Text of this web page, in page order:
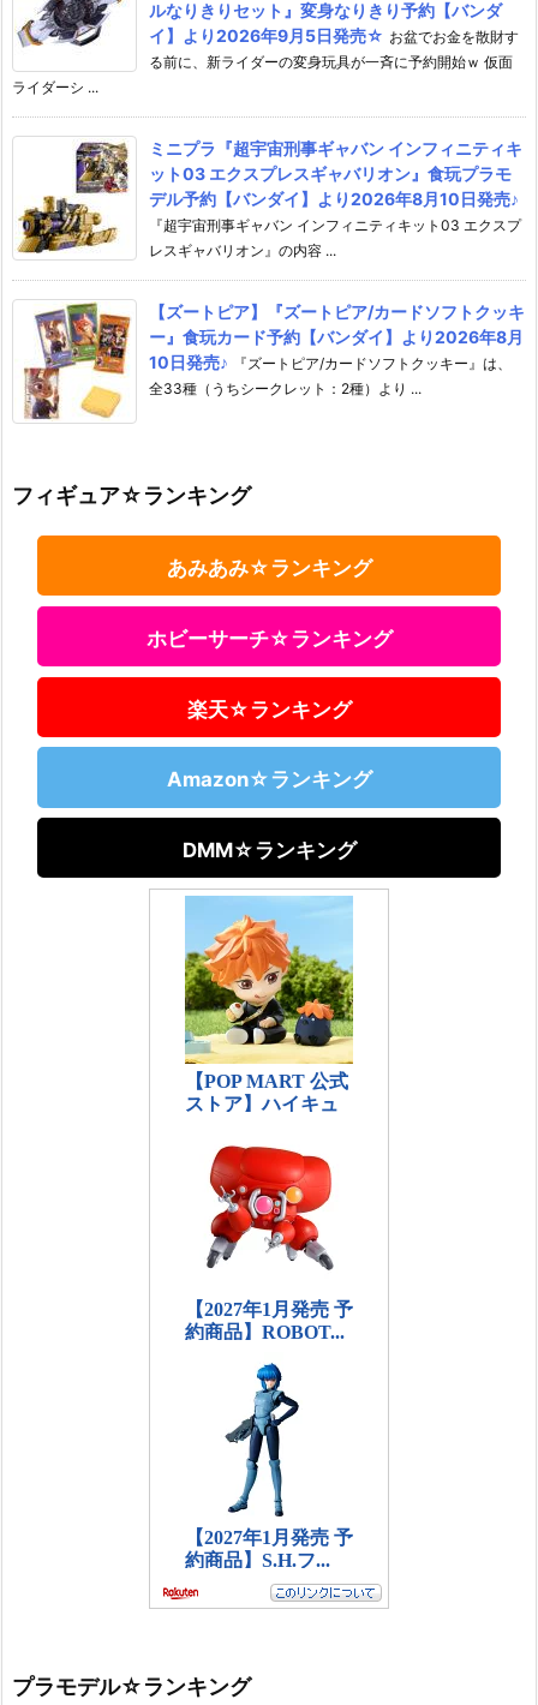
ルなりきりセット』変身なりきり予約【バンダ
イ】より2026年9月5日発売☆ お盆でお金を散財す
る前に、新ライダーの変身玩具が一斉に予約開始ｗ 仮面
ライダーシ ...
ミニプラ『超宇宙刑事ギャバン インフィニティキ
ット03 エクスプレスギャバリオン』食玩プラモ
デル予約【バンダイ】より2026年8月10日発売♪
『超宇宙刑事ギャバン インフィニティキット03 エクスプ
レスギャバリオン』の内容 ...
【ズートピア】『ズートピア/カードソフトクッキ
ー』食玩カード予約【バンダイ】より2026年8月
10日発売♪
『ズートピア/カードソフトクッキー』は、
全33種（うちシークレット：2種）より ...
フィギュア☆ランキング
あみあみ☆ランキング
ホビーサーチ☆ランキング
楽天☆ランキング
Amazon☆ランキング
DMM☆ランキング
プラモデル☆ランキング